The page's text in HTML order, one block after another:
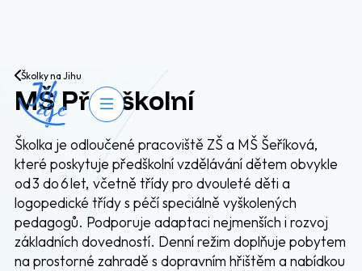
Přejít na obsah
Otevřít navigaci
Školky na Jihu
MŠ Předškolní
Školka je odloučené pracoviště ZŠ a MŠ Šeříková,
které poskytuje předškolní vzdělávání dětem obvykle
od 3 do 6 let, včetně třídy pro dvouleté děti a
logopedické třídy s péčí speciálně vyškolených
pedagogů. Podporuje adaptaci nejmenších i rozvoj
základních dovedností. Denní režim doplňuje pobytem
na prostorné zahradě s dopravním hřištěm a nabídkou